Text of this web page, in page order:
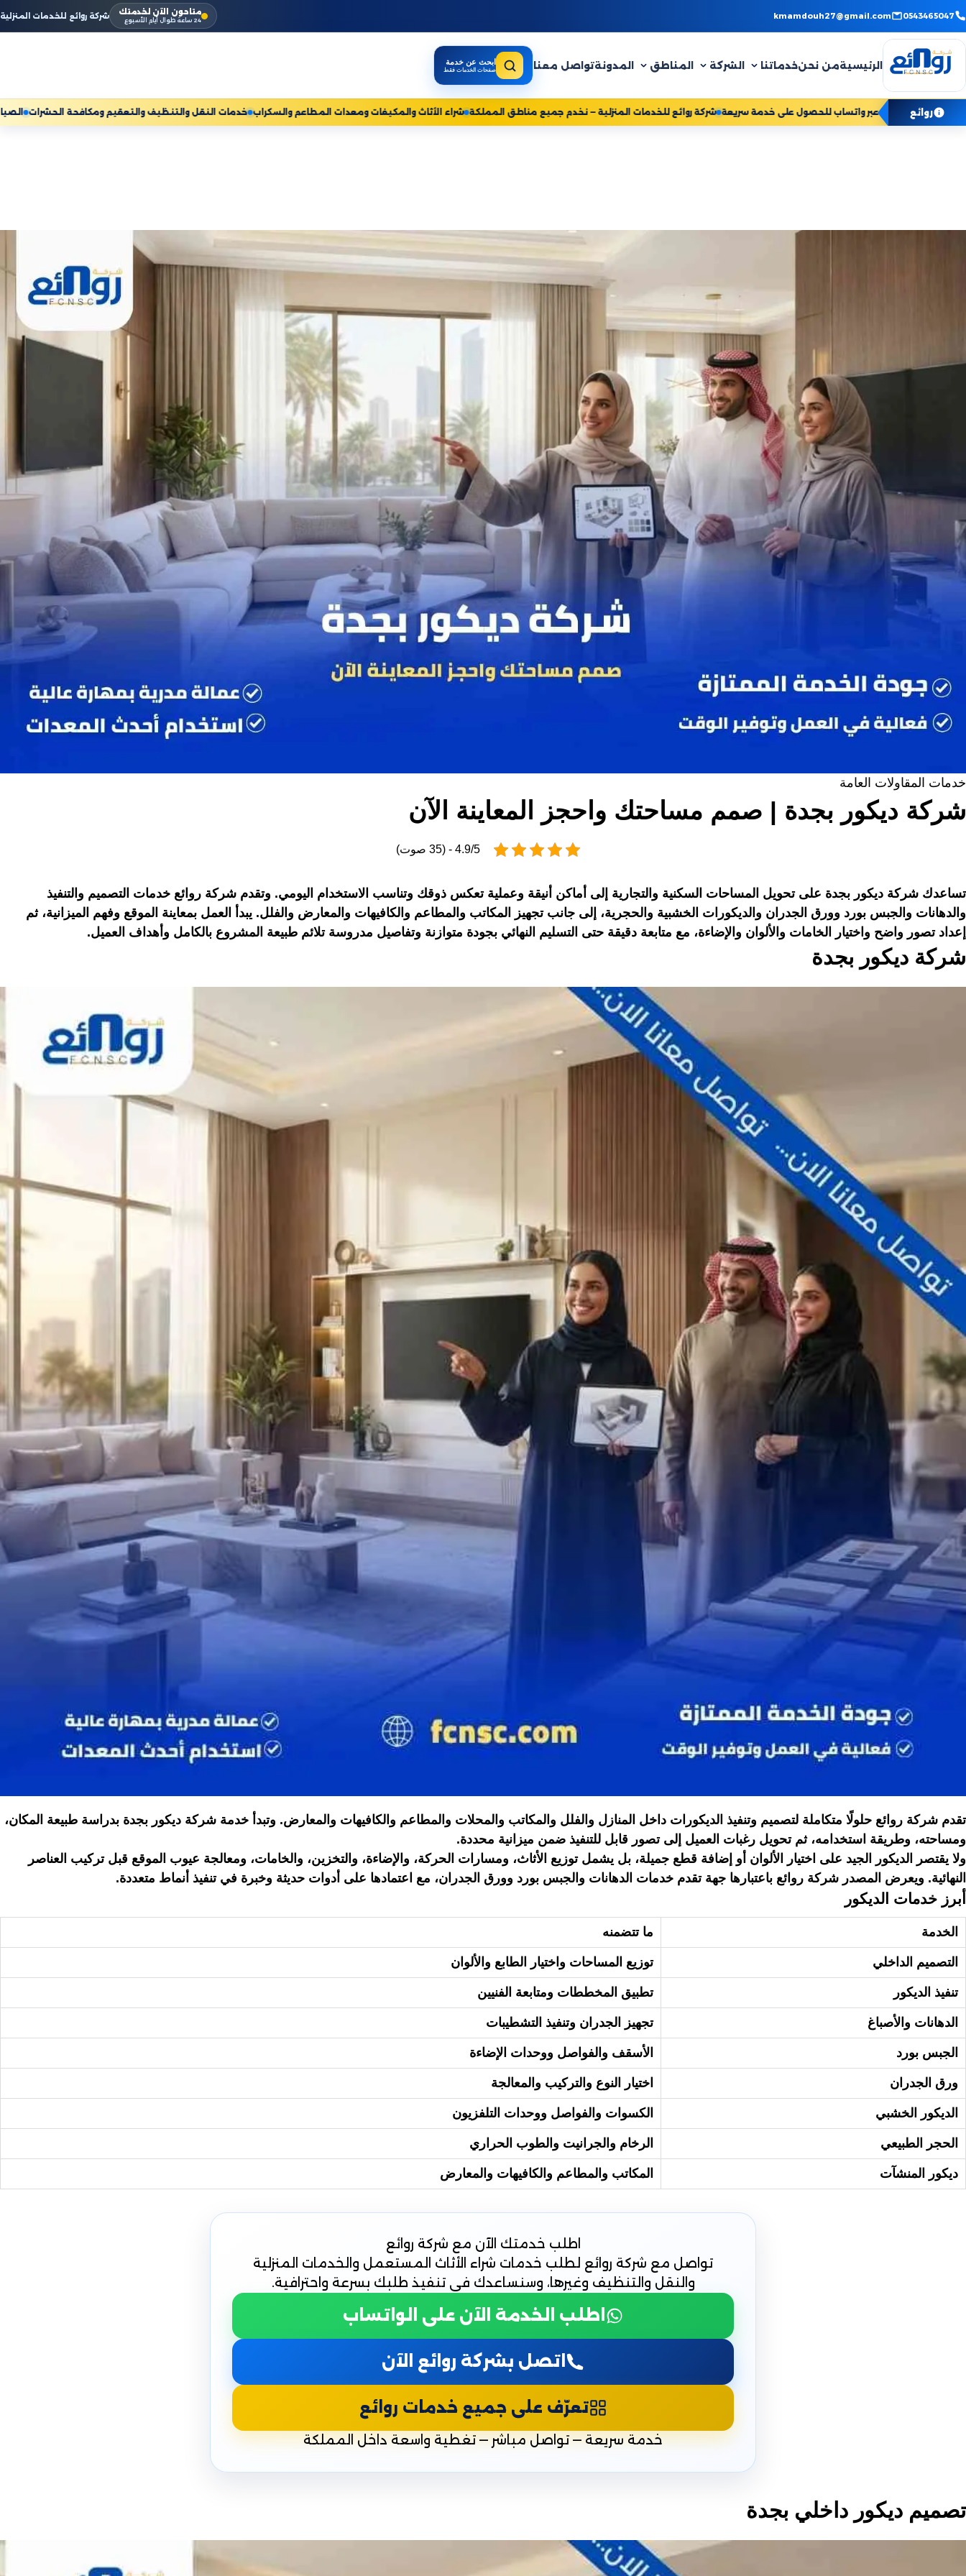
Skip
to
content
0543465047
kmamdouh27@gmail.com متاحون الآن لخدمتك
24 ساعة طوال أيام الأسبوع شركة روائع للخدمات المنزلية
الرئيسيةمن نحنخدماتنا الشركة المناطق المدونةتواصل معنا ابحث عن خدمة
صفحات الخدمات فقط
روائع شركة روائع للخدمات المنزلية — نخدم جميع مناطق المملكة شراء الأثاث والمكيفات ومعدات المطاعم والسكراب خدمات النقل والتنظيف والتعقيم تواصل معنا الآن عبر واتساب للحصول على خدمة سريعة
خدمات المقاولات العامة
شركة ديكور بجدة | صمم مساحتك واحجز المعاينة الآن
4.9/5 - (35 صوت)
تساعدك شركة ديكور بجدة على تحويل المساحات السكنية والتجارية إلى أماكن أنيقة وعملية تعكس ذوقك وتناسب الاستخدام اليومي. وتقدم شركة روائع خدمات التصميم والتنفيذ
والدهانات والجبس بورد وورق الجدران والديكورات الخشبية والحجرية، إلى جانب تجهيز المكاتب والمطاعم والكافيهات والمعارض والفلل. يبدأ العمل بمعاينة الموقع وفهم الميزانية، ثم
إعداد تصور واضح واختيار الخامات والألوان والإضاءة، مع متابعة دقيقة حتى التسليم النهائي بجودة متوازنة وتفاصيل مدروسة تلائم طبيعة المشروع بالكامل وأهداف العميل.
شركة ديكور بجدة
تقدم شركة روائع حلولًا متكاملة لتصميم وتنفيذ الديكورات داخل المنازل والفلل والمكاتب والمحلات والمطاعم والكافيهات والمعارض. وتبدأ خدمة شركة ديكور بجدة بدراسة طبيعة المكان،
ومساحته، وطريقة استخدامه، ثم تحويل رغبات العميل إلى تصور قابل للتنفيذ ضمن ميزانية محددة.
ولا يقتصر الديكور الجيد على اختيار الألوان أو إضافة قطع جميلة، بل يشمل توزيع الأثاث، ومسارات الحركة، والإضاءة، والتخزين، والخامات، ومعالجة عيوب الموقع قبل تركيب العناصر
النهائية. ويعرض المصدر شركة روائع باعتبارها جهة تقدم خدمات الدهانات والجبس بورد وورق الجدران، مع اعتمادها على أدوات حديثة وخبرة في تنفيذ أنماط متعددة.
أبرز خدمات الديكور
الخدمة ما تتضمنه
التصميم الداخلي توزيع المساحات واختيار الطابع والألوان
تنفيذ الديكور تطبيق المخططات ومتابعة الفنيين
الدهانات والأصباغ تجهيز الجدران وتنفيذ التشطيبات
الجبس بورد الأسقف والفواصل ووحدات الإضاءة
ورق الجدران اختيار النوع والتركيب والمعالجة
الديكور الخشبي الكسوات والفواصل ووحدات التلفزيون
الحجر الطبيعي الرخام والجرانيت والطوب الحراري
ديكور المنشآت المكاتب والمطاعم والكافيهات والمعارض
اطلب خدمتك الآن مع شركة روائع
تواصل مع شركة روائع لطلب خدمات شراء الأثاث المستعمل والخدمات المنزلية
والنقل والتنظيف وغيرها، وسنساعدك في تنفيذ طلبك بسرعة واحترافية.
اطلب الخدمة الآن على الواتساب
اتصل بشركة روائع الآن
تعرّف على جميع خدمات روائع
خدمة سريعة — تواصل مباشر — تغطية واسعة داخل المملكة
تصميم ديكور داخلي بجدة